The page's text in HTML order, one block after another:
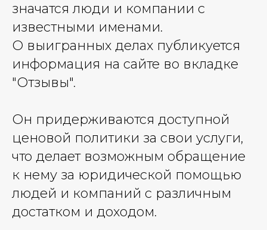
значатся люди и компании с
известными именами.
О выигранных делах публикуется
информация на сайте во вкладке
"Отзывы".
Он придерживаются доступной
ценовой политики за свои услуги,
что делает возможным обращение
к нему за юридической помощью
людей и компаний с различным
достатком и доходом.